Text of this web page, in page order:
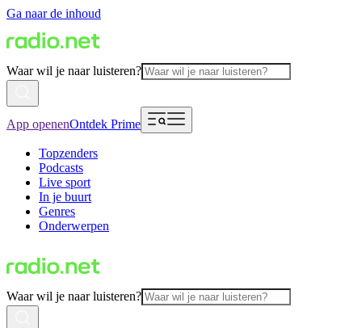
Ga naar de inhoud
Waar wil je naar luisteren?
App openenOntdek Prime
Topzenders
Podcasts
Live sport
In je buurt
Genres
Onderwerpen
Waar wil je naar luisteren?